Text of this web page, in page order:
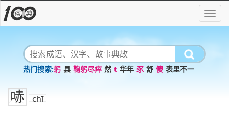
躬 县 鞠躬尽瘁 然 t 华年 豕 舒 傻 表里不一
哧 chī